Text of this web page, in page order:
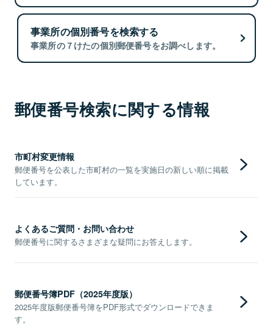
事業所の個別番号を検索する
事業所の７けたの個別郵便番号をお調べします。
郵便番号検索に関する情報
市町村変更情報
郵便番号を公表した市町村の一覧を実施日の新しい順に掲載
しています。
よくあるご質問・お問い合わせ
郵便番号に関するさまざまな疑問にお答えします。
郵便番号簿PDF（2025年度版）
2025年度版郵便番号簿をPDF形式でダウンロードできま
す。